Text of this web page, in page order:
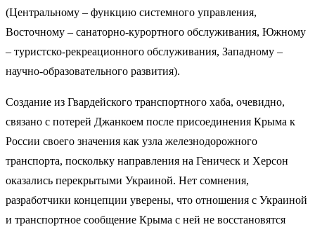
(Центральному – функцию системного управления,
Восточному – санаторно-курортного обслуживания, Южному
– туристско-рекреационного обслуживания, Западному –
научно-образовательного развития).
Создание из Гвардейского транспортного хаба, очевидно,
связано с потерей Джанкоем после присоединения Крыма к
России своего значения как узла железнодорожного
транспорта, поскольку направления на Геническ и Херсон
оказались перекрытыми Украиной. Нет сомнения,
разработчики концепции уверены, что отношения с Украиной
и транспортное сообщение Крыма с ней не восстановятся